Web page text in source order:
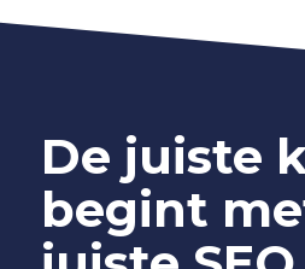
De juiste
begint